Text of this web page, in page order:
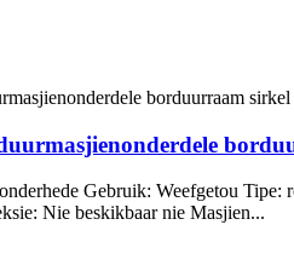
Gebruik: Weefgetou
Nie beskikbaar nie Masjien...